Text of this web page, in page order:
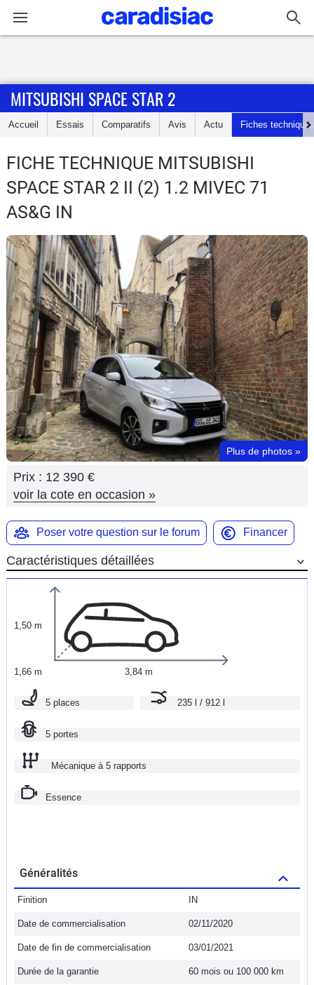
Accueil
Essais
Guide
d'achat
Electriques
Utilitaires
Flottes
Auto
Services
Forum
Moto
Marques
MITSUBISHI SPACE STAR 2
Accueil Essais Comparatifs Avis Actu Fiches techniques
FICHE TECHNIQUE MITSUBISHI
SPACE STAR 2 II (2) 1.2 MIVEC 71
AS&G IN
Plus de photos »
Prix : 12 390 €
voir la cote en occasion »
Poser votre question sur le forum Financer
Caractéristiques détaillées
1,50 m
1,66 m 3,84 m
5 places 235 l / 912 l
5 portes
Mécanique à 5 rapports
Essence
Généralités
Finition IN
Date de commercialisation 02/11/2020
Date de fin de commercialisation 03/01/2021
Durée de la garantie 60 mois ou 100 000 km